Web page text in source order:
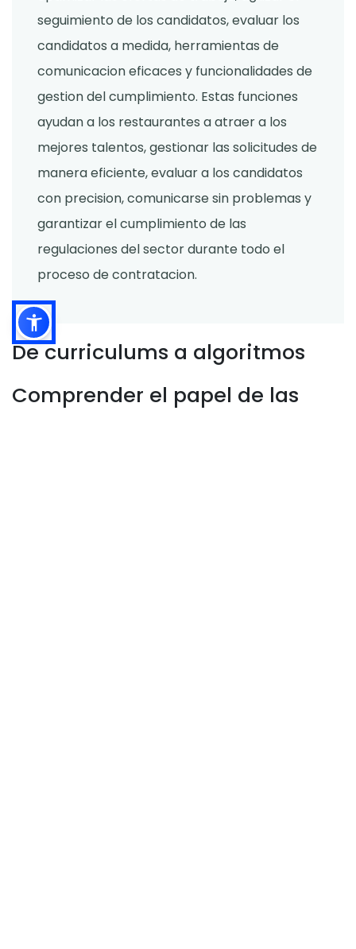
seguimiento de los candidatos, evaluar los
candidatos a medida, herramientas de
comunicacion eficaces y funcionalidades de
gestion del cumplimiento. Estas funciones
ayudan a los restaurantes a atraer a los
mejores talentos, gestionar las solicitudes de
manera eficiente, evaluar a los candidatos
con precision, comunicarse sin problemas y
garantizar el cumplimiento de las
regulaciones del sector durante todo el
proceso de contratacion.
De curriculums a algoritmos
Comprender el papel de las